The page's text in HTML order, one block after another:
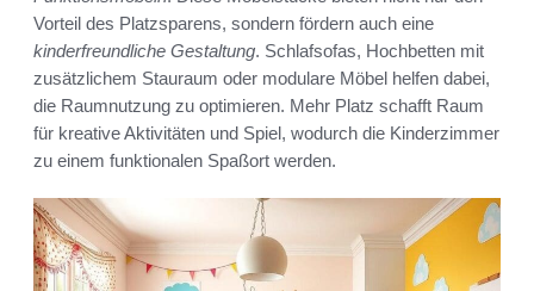
Vorteil des Platzsparens, sondern fördern auch eine
kinderfreundliche Gestaltung. Schlafsofas, Hochbetten mit
zusätzlichem Stauraum oder modulare Möbel helfen dabei,
die Raumnutzung zu optimieren. Mehr Platz schafft Raum
für kreative Aktivitäten und Spiel, wodurch die Kinderzimmer
zu einem funktionalen Spaßort werden.